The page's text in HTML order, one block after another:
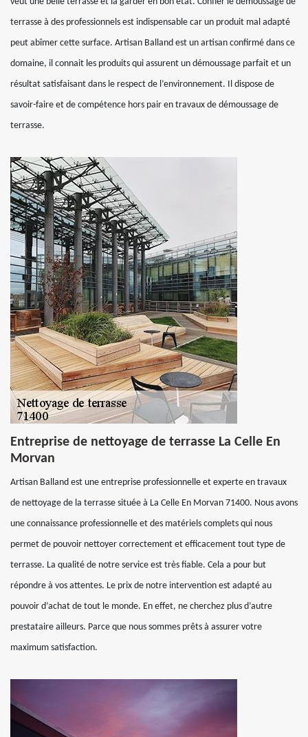
terrasse à des professionnels est indispensable car un produit mal adapté
peut abîmer cette surface. Artisan Balland est un artisan confirmé dans ce
domaine, il connait les produits qui assurent un démoussage parfait et un
résultat satisfaisant dans le respect de l’environnement. Il dispose de
savoir-faire et de compétence hors pair en travaux de démoussage de
terrasse.
Entreprise de nettoyage de terrasse La Celle En
Morvan
Artisan Balland est une entreprise professionnelle et experte en travaux
de nettoyage de la terrasse située à La Celle En Morvan 71400. Nous avons
une connaissance professionnelle et des matériels complets qui nous
permet de pouvoir nettoyer correctement et efficacement tout type de
terrasse. La qualité de notre service est très fiable. Cela a pour but
répondre à vos attentes. Le prix de notre intervention est adapté au
pouvoir d’achat de tout le monde. En effet, ne cherchez plus d’autre
prestataire ailleurs. Parce que nous sommes prêts à assurer votre
maximum satisfaction.